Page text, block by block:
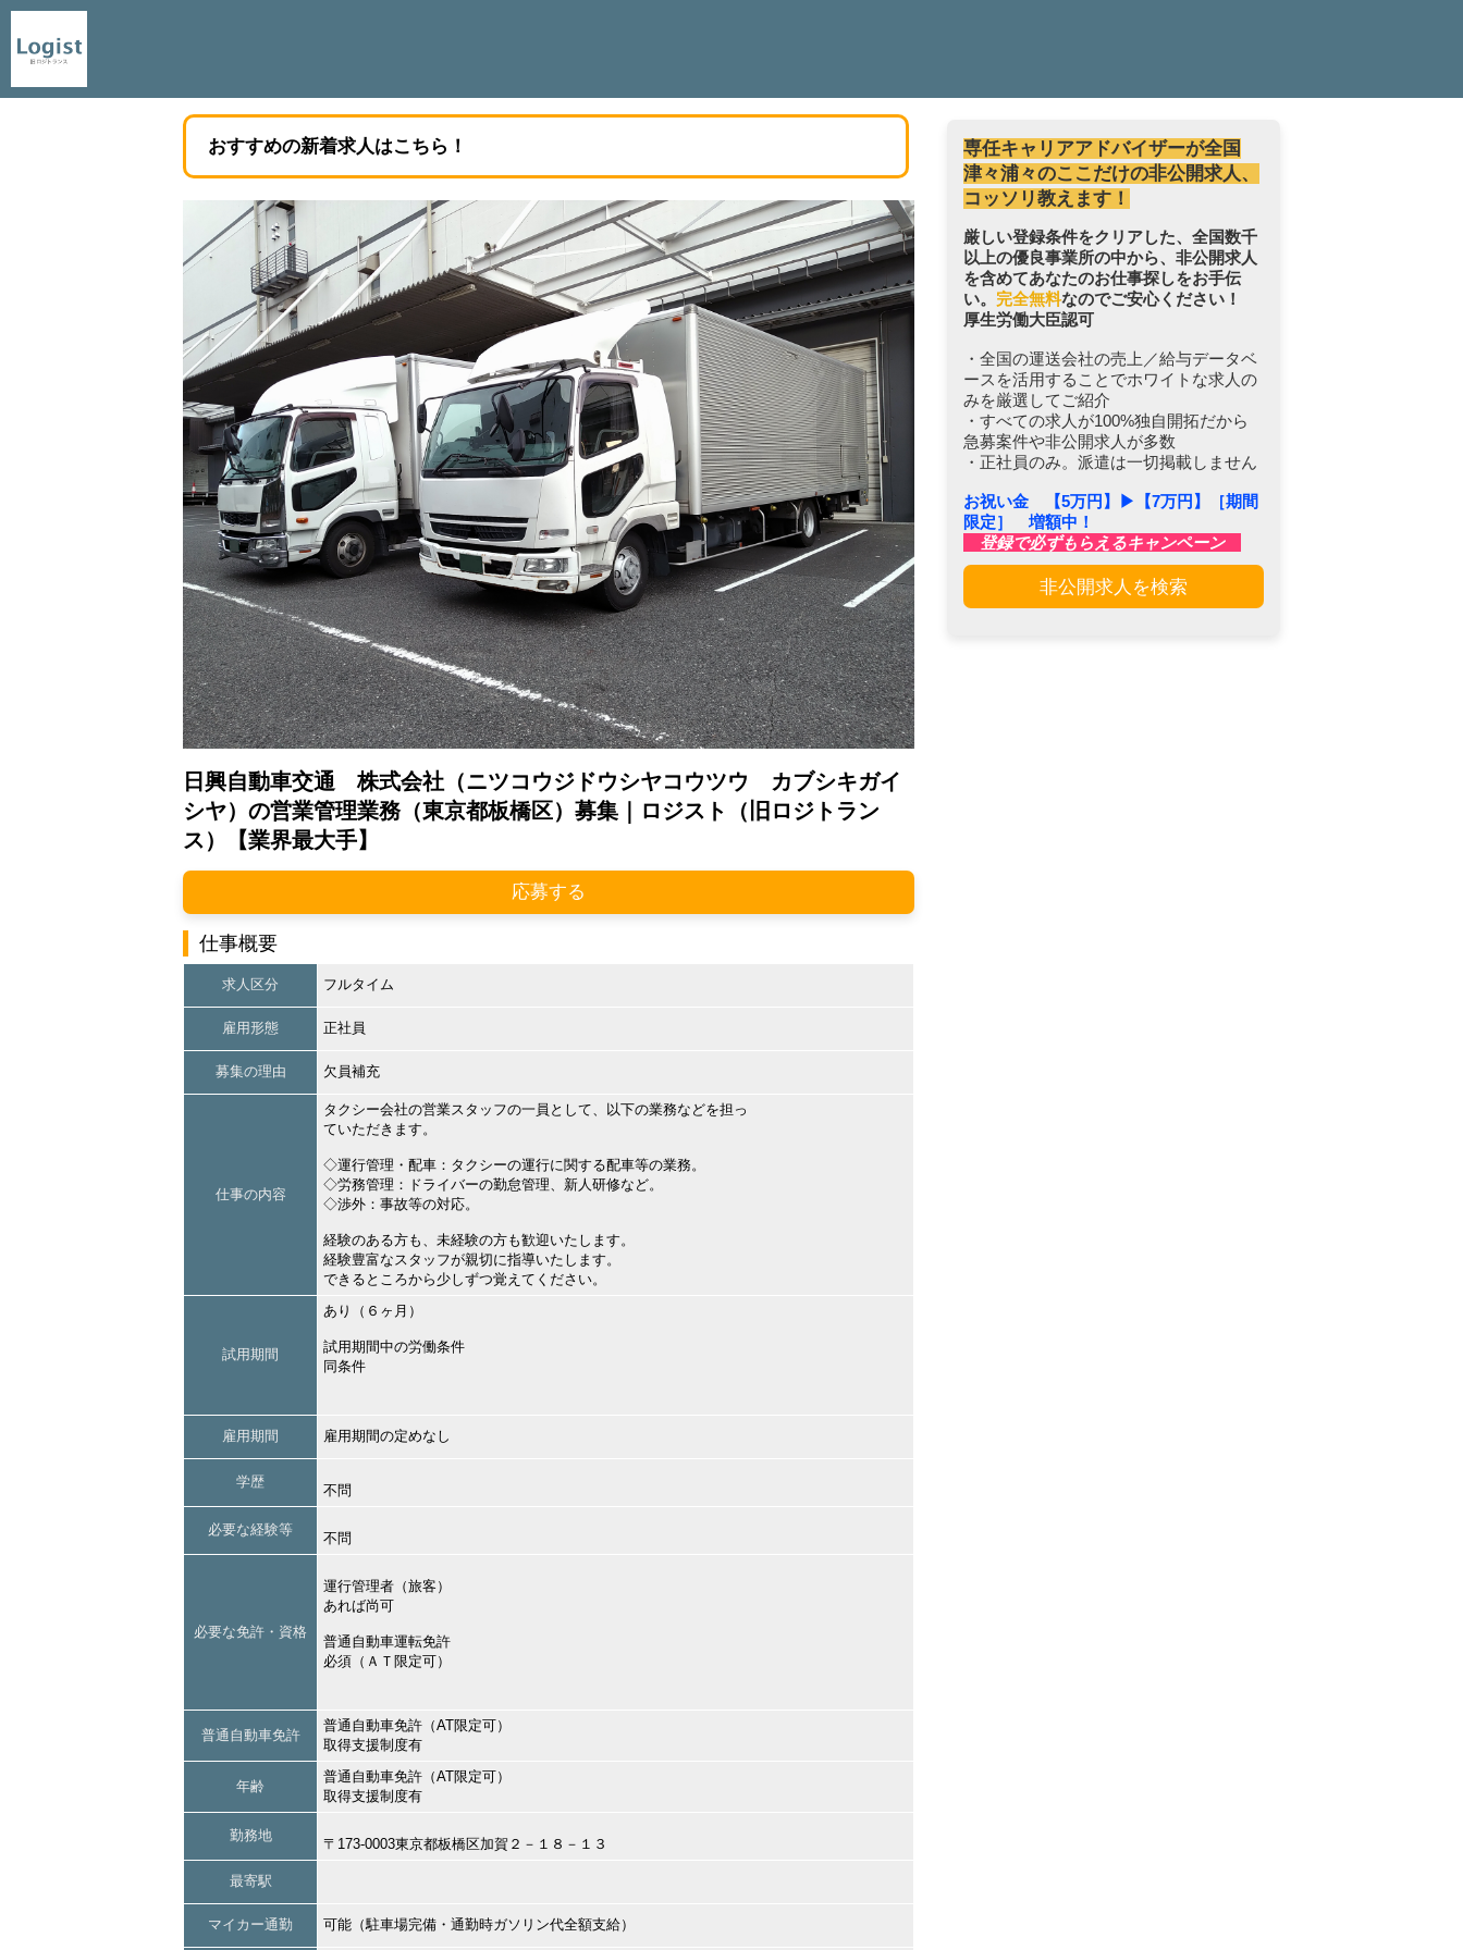
おすすめの新着求人はこちら！
日興自動車交通 株式会社（ニツコウジドウシヤコウツウ カブシキガイ
シヤ）の営業管理業務（東京都板橋区）募集｜ロジスト（旧ロジトラン
ス）【業界最大手】
応募する
仕事概要
求人区分 フルタイム
雇用形態 正社員
募集の理由 欠員補充
仕事の内容
タクシー会社の営業スタッフの一員として、以下の業務などを担っ
ていただきます。
◇運行管理・配車：タクシーの運行に関する配車等の業務。
◇労務管理：ドライバーの勤怠管理、新人研修など。
◇渉外：事故等の対応。
経験のある方も、未経験の方も歓迎いたします。
経験豊富なスタッフが親切に指導いたします。
できるところから少しずつ覚えてください。
試用期間
あり（６ヶ月）
試用期間中の労働条件
同条件
雇用期間 雇用期間の定めなし
学歴
不問
必要な経験等
不問
必要な免許・資格
運行管理者（旅客）
あれば尚可
普通自動車運転免許
必須（ＡＴ限定可）
普通自動車免許
普通自動車免許（AT限定可）
取得支援制度有
年齢
普通自動車免許（AT限定可）
取得支援制度有
勤務地
〒173-0003東京都板橋区加賀２－１８－１３
最寄駅
マイカー通勤 可能（駐車場完備・通勤時ガソリン代全額支給）
専任キャリアアドバイザーが全国
津々浦々のここだけの非公開求人、
コッソリ教えます！
厳しい登録条件をクリアした、全国数千
以上の優良事業所の中から、非公開求人
を含めてあなたのお仕事探しをお手伝
い。 完全無料なのでご安心ください！
厚生労働大臣認可
・全国の運送会社の売上／給与データベ
ースを活用することでホワイトな求人の
みを厳選してご紹介
・すべての求人が100%独自開拓だから
急募案件や非公開求人が多数
・正社員のみ。派遣は一切掲載しません
お祝い金 【5万円】▶︎【7万円】［期間
限定］ 増額中！
登録で必ずもらえるキャンペーン
非公開求人を検索